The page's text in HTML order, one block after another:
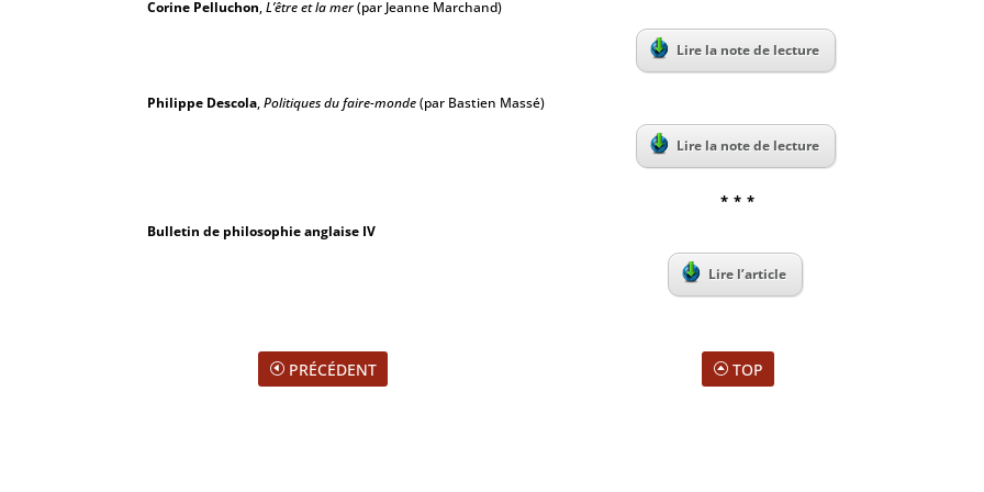
Corine Pelluchon,L’être et la mer(par Jeanne Marchand)
Lire la note de lecture
Philippe Descola,Politiques du faire-monde(par Bastien Massé)
Lire la note de lecture
* * *
Bulletin de philosophie anglaise IV
Lire l’article
PRÉCÉDENT TOP